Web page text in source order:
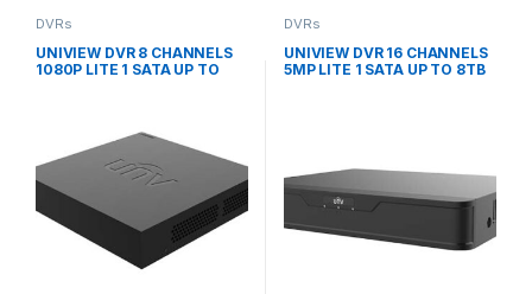
DVRs
UNIVIEW DVR 8 CHANNELS
1080P LITE 1 SATA UP TO
DVRs
UNIVIEW DVR 16 CHANNELS
5MP LITE 1 SATA UP TO 8TB